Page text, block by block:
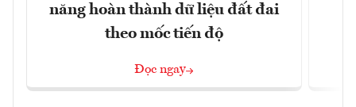
năng hoàn thành dữ liệu đất đai
theo mốc tiến độ
Đọc ngay